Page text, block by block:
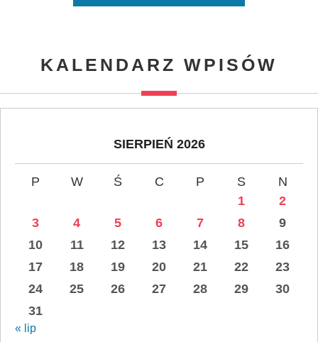
KALENDARZ WPISÓW
SIERPIEŃ 2026
P W Ś C P S
N
1
2
3
4 5 6 7 8
9
10
11 12 13 14 15
16
17
18 19 20 21 22
23
24
25 26 27 28 29
30
31
« lip